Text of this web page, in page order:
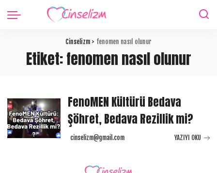
Cinselizm > fenomen nasıl olunur
Etiket:fenomen nasıl olunur
FenoMEN Kültürü Bedava
Şöhret, Bedava Rezillik mi?
Posted
cinselizm@gmail.com YAZIYI OKU